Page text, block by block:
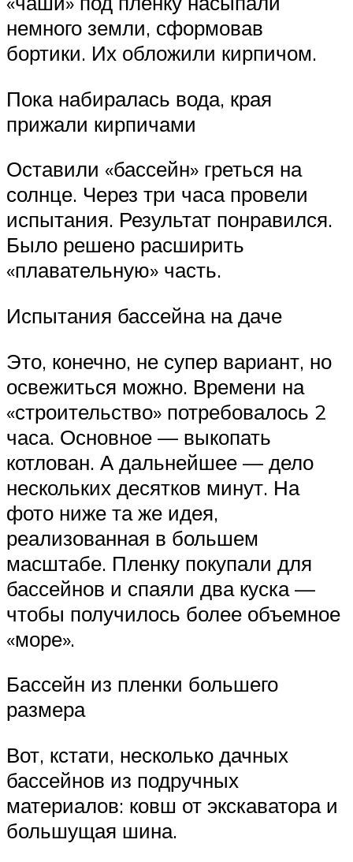
немного земли, сформовав
бортики. Их обложили кирпичом.
Пока набиралась вода, края
прижали кирпичами
Оставили «бассейн» греться на
солнце. Через три часа провели
испытания. Результат понравился.
Было решено расширить
«плавательную» часть.
Испытания бассейна на даче
Это, конечно, не супер вариант, но
освежиться можно. Времени на
«строительство» потребовалось 2
часа. Основное — выкопать
котлован. А дальнейшее — дело
нескольких десятков минут. На
фото ниже та же идея,
реализованная в большем
масштабе. Пленку покупали для
бассейнов и спаяли два куска —
чтобы получилось более объемное
«море».
Бассейн из пленки большего
размера
Вот, кстати, несколько дачных
бассейнов из подручных
материалов: ковш от экскаватора и
большущая шина.